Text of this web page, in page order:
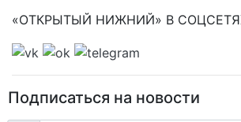
«ОТКРЫТЫЙ НИЖНИЙ» В
Подписаться на новости